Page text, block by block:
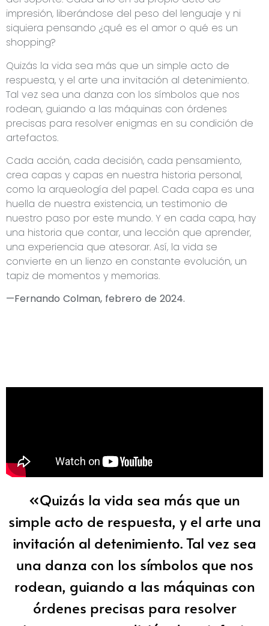
impresión, liberándose del peso del lenguaje y ni
siquiera pensando ¿qué es el amor o qué es un
shopping?
Quizás la vida sea más que un simple acto de
respuesta, y el arte una invitación al detenimiento.
Tal vez sea una danza con los símbolos que nos
rodean, guiando a las máquinas con órdenes
precisas para resolver enigmas en su condición de
artefactos.
Cada acción, cada decisión, cada pensamiento,
crea capas y capas en nuestra historia personal,
como la arqueología del papel. Cada capa es una
huella de nuestra existencia, un testimonio de
nuestro paso por este mundo. Y en cada capa, hay
una historia que contar, una lección que aprender,
una experiencia que atesorar. Así, la vida se
convierte en un lienzo en constante evolución, un
tapiz de momentos y memorias.
—Fernando Colman, febrero de 2024.
«Quizás la vida sea más que un
simple acto de respuesta, y el arte una
invitación al detenimiento. Tal vez sea
una danza con los símbolos que nos
rodean, guiando a las máquinas con
órdenes precisas para resolver